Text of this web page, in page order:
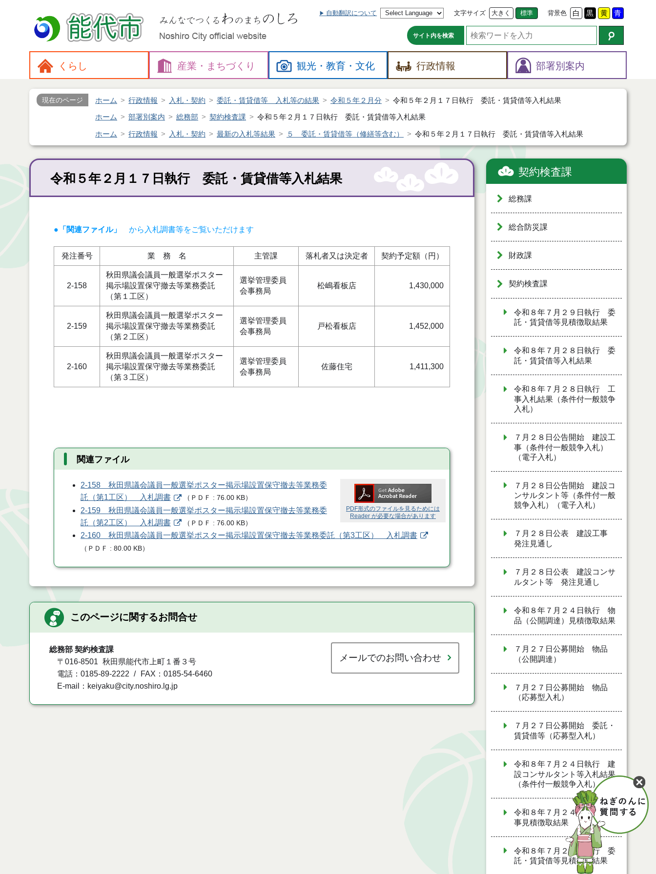
自動翻訳について 文字サイズ 大きく 標準 背景色 白 黒 黄 青
サイト内を検索
くらし 産業・ まちづくり 観光・教育・文化 行政情報 部署別案内
現在のページ ホーム 行政情報 入札・契約 委託・賃貸借等 入札等の結果 令和５年２月分 令和５年２月１７日執行 委託・賃貸借等入札結果
ホーム 部署別案内 総務部 契約検査課 令和５年２月１７日執行 委託・賃貸借等入札結果
ホーム 行政情報 入札・契約 最新の入札等結果 ５ 委託・賃貸借等（修繕等含む） 令和５年２月１７日執行 委託・賃貸借等入札結果
令和５年２月１７日執行 委託・賃貸借等入札結果
●「関連ファイル」 から入札調書等をご覧いただけます
発注番号 業 務 名 主管課 落札者又は決定者 契約予定額（円）
2-158
秋田県議会議員一般選挙ポスター
掲示場設置保守撤去等業務委託
（第１工区）
選挙管理委員
会事務局
松嶋看板店 1,430,000
2-159
秋田県議会議員一般選挙ポスター
掲示場設置保守撤去等業務委託
（第２工区）
選挙管理委員
会事務局
戸松看板店 1,452,000
2-160
秋田県議会議員一般選挙ポスター
掲示場設置保守撤去等業務委託
（第３工区）
選挙管理委員
会事務局
佐藤住宅 1,411,300
関連ファイル
PDF形式のファイルを見るためには
Reader が必要な場合があります
2-158 秋田県議会議員一般選挙ポスター掲示場設置保守撤去等業務委
託（第1工区） 入札調書
（ ＰＤＦ 76.00 KB）
2-159 秋田県議会議員一般選挙ポスター掲示場設置保守撤去等業務委
託（第2工区） 入札調書
（ ＰＤＦ 76.00 KB）
2-160 秋田県議会議員一般選挙ポスター掲示場設置保守撤去等業務委託（第3工区） 入札調書
（ ＰＤＦ 80.00 KB）
このページに関するお問合せ
総務部 契約検査課
〒016-8501
秋田県能代市上町１番３号
電話：0185-89-2222
FAX：0185-54-6460
E-mail：keiyaku@city.noshiro.lg.jp
メールでのお問い合わせ
契約検査課
総務課
総合防災課
財政課
契約検査課
令和８年７月２９日執行 委
託・賃貸借等見積徴取結果
令和８年７月２８日執行 委
託・賃貸借等入札結果
令和８年７月２８日執行 工
事入札結果（条件付一般競争
入札）
７月２８日公告開始 建設工
事（条件付一般競争入札）
（電子入札）
７月２８日公告開始 建設コ
ンサルタント等（条件付一般
競争入札）（電子入札）
７月２８日公表 建設工事
発注見通し
７月２８日公表 建設コンサ
ルタント等 発注見通し
令和８年７月２４日執行 物
品（公開調達）見積徴取結果
７月２７日公募開始 物品
（公開調達）
７月２７日公募開始 物品
（応募型入札）
７月２７日公募開始 委託・
賃貸借等（応募型入札）
令和８年７月２４日執行 建
設コンサルタント等入札結果
（条件付一般競争入札）
令和８年７月２４日執行 工
事見積徴取結果
令和８年７月２２日執行 委
託・賃貸借等見積徴取結果